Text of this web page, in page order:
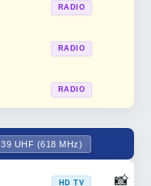
RADIO
RADIO
RADIO
39 UHF (618 MHz)
HD TV 📸